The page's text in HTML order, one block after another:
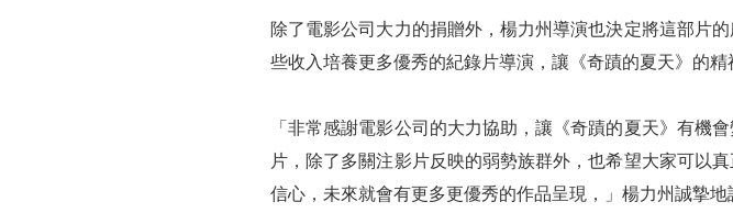
除了電影公司大力的捐贈外，楊力州導演也決定將這部片
些收入培養更多優秀的紀錄片導演，讓《奇蹟的夏天》的精
「非常感謝電影公司的大力協助，讓《奇蹟的夏天》有機
片，除了多關注影片反映的弱勢族群外，也希望大家可以
信心，未來就會有更多更優秀的作品呈現，」楊力州誠摯地